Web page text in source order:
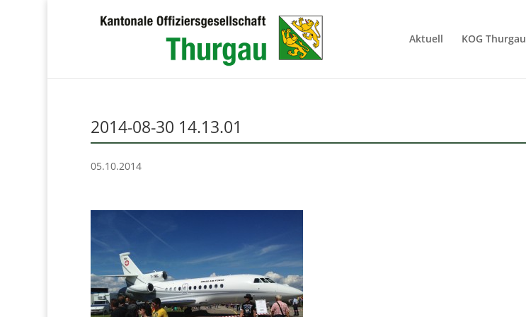
Aktuell KOG Thurgau
2014-08-30 14.13.01
05.10.2014